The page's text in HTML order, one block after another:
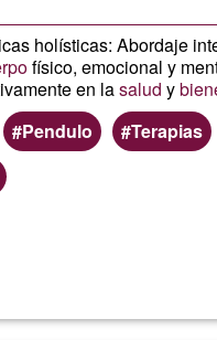
holísticas: Abordaje
físico, emocional y
en lasalud y
Pendulo
Terapias